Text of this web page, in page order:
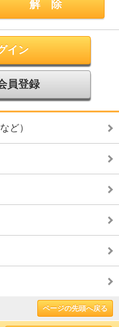
イン
員登録
ど）
ページの先頭へ戻る